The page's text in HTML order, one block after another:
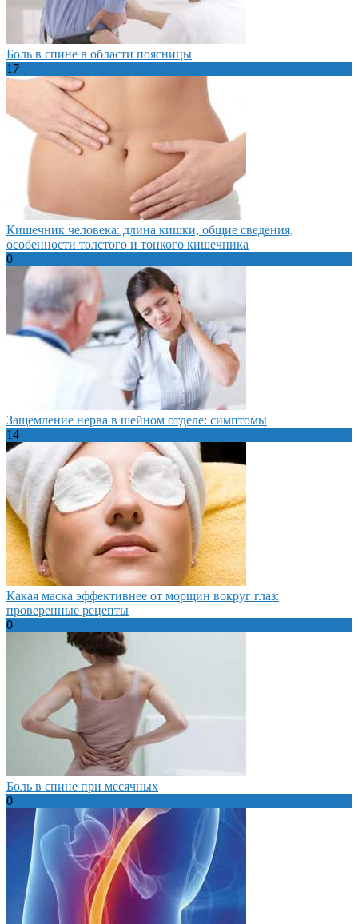
Боль в спине в области поясницы
17
Кишечник человека: длина кишки, общие сведения,
особенности толстого и тонкого кишечника
0
Защемление нерва в шейном отделе: симптомы
14
Какая маска эффективнее от морщин вокруг глаз:
проверенные рецепты
0
Боль в спине при месячных
0